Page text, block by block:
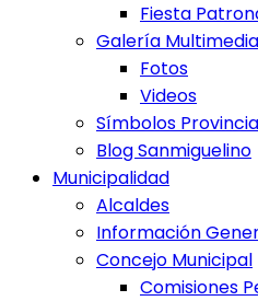
Fiesta
Galería Multimedia
Fotos
Videos
Símbolos
Blog Sanmiguelino
Municipalidad
Alcaldes
Información
Concejo Municipal
Comisiones